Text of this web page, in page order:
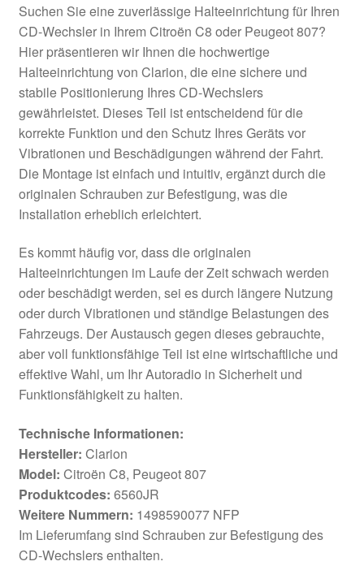
Suchen Sie eine zuverlässige Halteeinrichtung für Ihren
CD-Wechsler in Ihrem Citroën C8 oder Peugeot 807?
Hier präsentieren wir Ihnen die hochwertige
Halteeinrichtung von Clarion, die eine sichere und
stabile Positionierung Ihres CD-Wechslers
gewährleistet. Dieses Teil ist entscheidend für die
korrekte Funktion und den Schutz Ihres Geräts vor
Vibrationen und Beschädigungen während der Fahrt.
Die Montage ist einfach und intuitiv, ergänzt durch die
originalen Schrauben zur Befestigung, was die
Installation erheblich erleichtert.
Es kommt häufig vor, dass die originalen
Halteeinrichtungen im Laufe der Zeit schwach werden
oder beschädigt werden, sei es durch längere Nutzung
oder durch Vibrationen und ständige Belastungen des
Fahrzeugs. Der Austausch gegen dieses gebrauchte,
aber voll funktionsfähige Teil ist eine wirtschaftliche und
effektive Wahl, um Ihr Autoradio in Sicherheit und
Funktionsfähigkeit zu halten.
Technische Informationen:
Hersteller: Clarion
Model: Citroën C8, Peugeot 807
Produktcodes: 6560JR
Weitere Nummern: 1498590077 NFP
Im Lieferumfang sind Schrauben zur Befestigung des
CD-Wechslers enthalten.